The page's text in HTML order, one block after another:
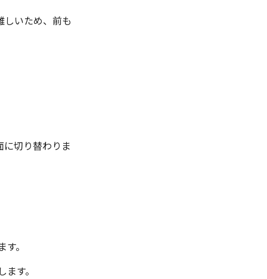
いため、前も
切り替わりま
。
ます。